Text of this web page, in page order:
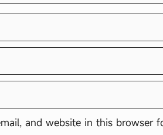
and website in this browser